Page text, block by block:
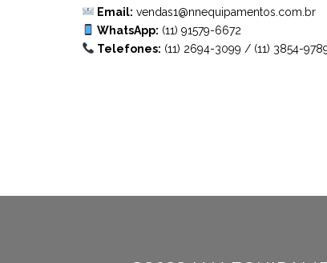
Email: vendas1@nnequipamentos.com.br
WhatsApp: (11) 91579-6672
Telefones: (11) 2694-3099 / (11) 3854-